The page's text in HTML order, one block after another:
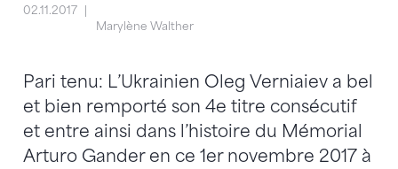
02.11.2017
Marylène Walther
Pari tenu: L’Ukrainien Oleg Verniaiev a bel
et bien remporté son 4e titre consécutif
et entre ainsi dans l’histoire du Mémorial
Arturo Gander en ce 1er novembre 2017 à